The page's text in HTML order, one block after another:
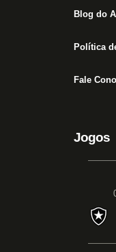
Blog do
Política
Fale
Jogos
boa com a